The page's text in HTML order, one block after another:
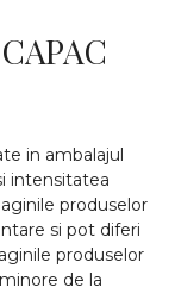
in ambalajul
intensitatea
produselor
si pot diferi
produselor
de la